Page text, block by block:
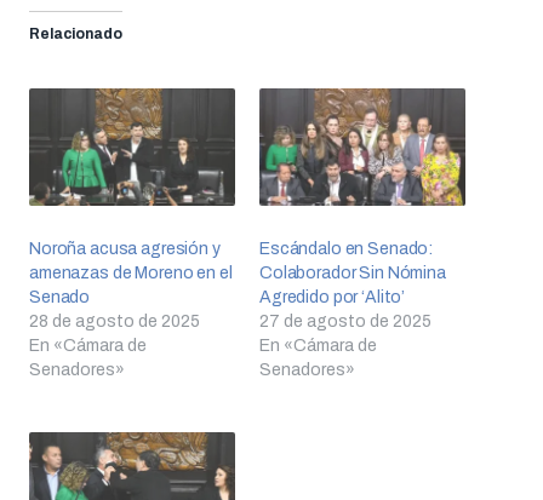
Relacionado
Noroña acusa agresión y
amenazas de Moreno en el
Senado
28 de agosto de 2025
En «Cámara de
Senadores»
Escándalo en Senado:
Colaborador Sin Nómina
Agredido por ‘Alito’
27 de agosto de 2025
En «Cámara de
Senadores»